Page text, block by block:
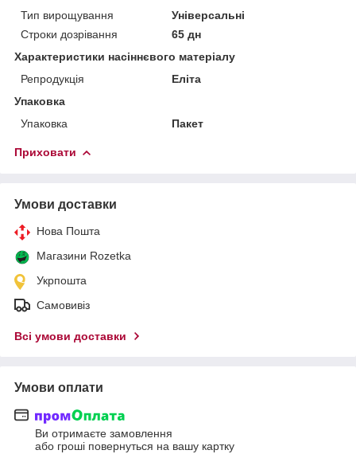
Тип вирощування
Універсальні
Строки дозрівання
65 дн
Характеристики насіннєвого матеріалу
Репродукція
Еліта
Упаковка
Упаковка
Пакет
Приховати
Умови доставки
Нова Пошта
Магазини Rozetka
Укрпошта
Самовивіз
Всі умови доставки
Умови оплати
Ви отримаєте замовлення
або гроші повернуться на вашу картку